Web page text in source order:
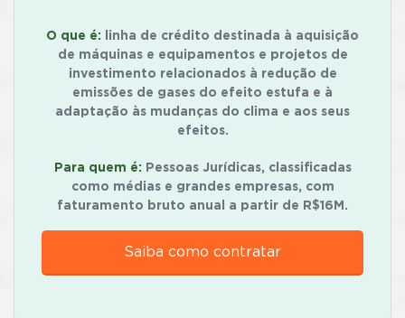
O que é: linha de crédito destinada à aquisição
de máquinas e equipamentos e projetos de
investimento relacionados à redução de
emissões de gases do efeito estufa e à
adaptação às mudanças do clima e aos seus
efeitos.
Para quem é: Pessoas Jurídicas, classificadas
como médias e grandes empresas, com
faturamento bruto anual a partir de R$16M.
Saiba como contratar